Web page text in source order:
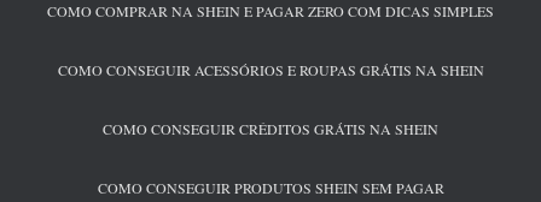
COMO COMPRAR NA SHEIN E PAGAR ZERO COM DICAS SIMPLES
COMO CONSEGUIR ACESSÓRIOS E ROUPAS GRÁTIS NA SHEIN
COMO CONSEGUIR CRÉDITOS GRÁTIS NA SHEIN
COMO CONSEGUIR PRODUTOS SHEIN SEM PAGAR